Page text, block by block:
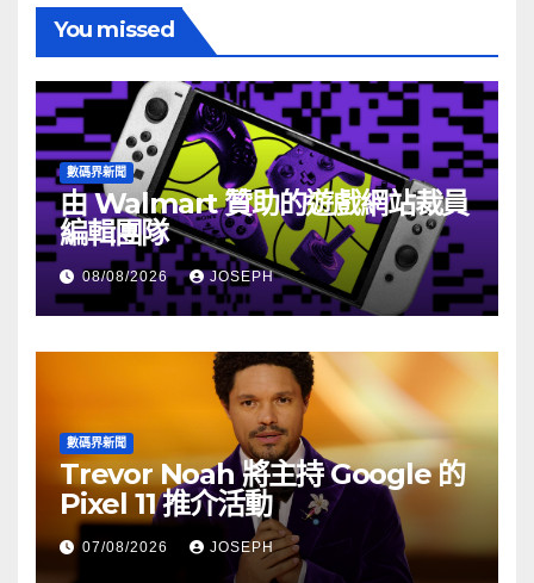
You missed
數碼界新聞
由 Walmart 贊助的遊戲網站裁員
編輯團隊
08/08/2026 JOSEPH
數碼界新聞
Trevor Noah 將主持 Google 的
Pixel 11 推介活動
07/08/2026 JOSEPH